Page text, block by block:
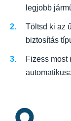
legjobb
Töltsd ki az
biztosítás
Fizess most